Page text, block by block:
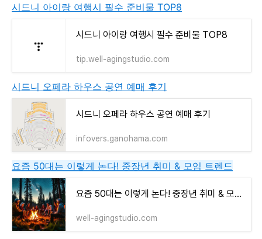
시드니 아이랑 여행시 필수 준비물 TOP8
시드니 아이랑 여행시 필수 준비물 TOP8
tip.well-agingstudio.com
시드니 오페라 하우스 공연 예매 후기
시드니 오페라 하우스 공연 예매 후기
infovers.ganohama.com
요즘 50대는 이렇게 논다! 중장년 취미 & 모임 트렌드
요즘 50대는 이렇게 논다! 중장년 취미 & 모임 트렌드 (여행, 골프, 캠핑, 동호회, SNS 기반 커뮤니
well-agingstudio.com